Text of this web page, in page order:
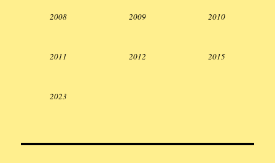
2008 2009 2010
2011 2012 2015
2023